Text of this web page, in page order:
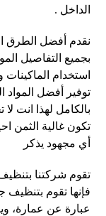
الداخل .
نقدم أفضل الطرق
بجميع التفاصيل
استخدام
توفير أفضل المواد
بالكامل لهذا انت
تكون غالية الثمن
أي مجهود يذكر
تقوم شركتنا
فإنها تقوم بتنظيف
عبارة عن عمارة،